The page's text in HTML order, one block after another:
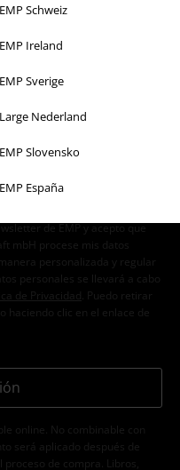
EMP Schweiz
EMP Ireland
EMP Sverige
Large Nederland
EMP Slovensko
EMP España
de EMP y acepto que
mbH procese mis datos
personalizada y regular
personales se llevará a cabo
de Privacidad . Puedo retirar
haciendo clic en el enlace de
online. No combinable con
será aplicado después de
de compra. Libros,